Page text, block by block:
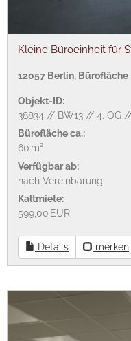
Kleine Büroeinheit für
12057 Berlin, Bürofläche
Objekt-ID:
38834 // BW13 // 4. OG
Bürofläche ca.:
60 m²
Verfügbar ab:
nach Vereinbarung
Kaltmiete:
599,00 EUR
Details merken